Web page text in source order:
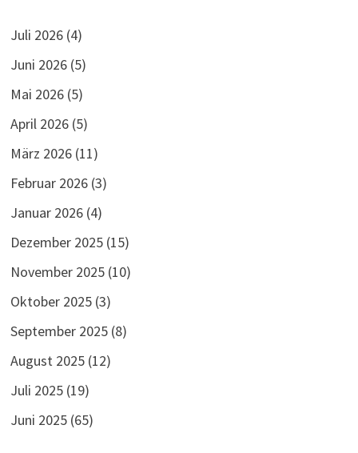
Juli 2026 (4)
Juni 2026 (5)
Mai 2026 (5)
April 2026 (5)
März 2026 (11)
Februar 2026 (3)
Januar 2026 (4)
Dezember 2025 (15)
November 2025 (10)
Oktober 2025 (3)
September 2025 (8)
August 2025 (12)
Juli 2025 (19)
Juni 2025 (65)